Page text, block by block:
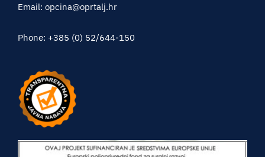
Email: opcina@oprtalj.hr
Phone: +385 (0) 52/644-150